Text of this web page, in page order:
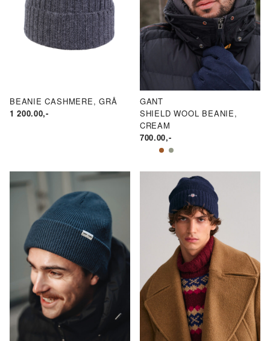
BEANIE CASHMERE, GRÅ
1 200.00,-
GANT
SHIELD WOOL BEANIE,
CREAM
700.00,-